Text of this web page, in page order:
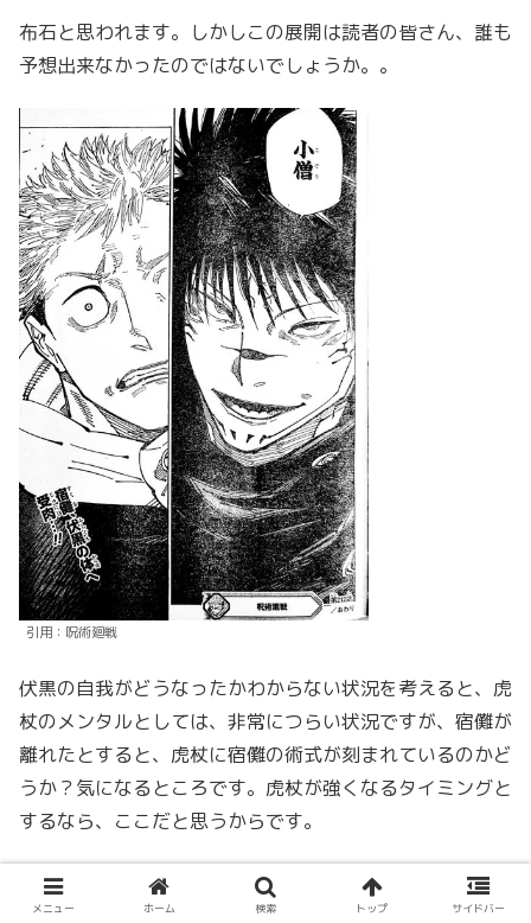
布石と思われます。しかしこの展開は読者の皆さん、誰も
予想出来なかったのではないでしょうか。。
引用：呪術廻戦
伏黒の自我がどうなったかわからない状況を考えると、虎
杖のメンタルとしては、非常につらい状況ですが、宿儺が
離れたとすると、虎杖に宿儺の術式が刻まれているのかど
うか？気になるところです。虎杖が強くなるタイミングと
するなら、ここだと思うからです。
これは筆者の推測ですが、
■(ボックス）の術式が、宿儺
が離れた瞬間に虎杖に刻まれた
メニュー ホーム 検索 トップ サイドバー